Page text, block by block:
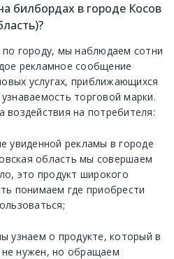
билбордах в городе Косов
городу, мы наблюдаем сотни
рекламное сообщение
услугах, приближающихся
торговой марки.
на потребителя:
увиденной рекламы в городе
область мы совершаем
это продукт широкого
понимаем где приобрести
узнаем о продукте, который в
нужен, но обращаем